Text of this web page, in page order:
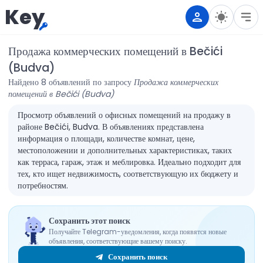
Key
Продажа коммерческих помещений в Bečići
(Budva)
Найдено 8 объявлений по запросу Продажа коммерческих
помещений в Bečići (Budva)
Просмотр объявлений о офисных помещений на продажу в
районе Bečići, Budva. В объявлениях представлена
информация о площади, количестве комнат, цене,
местоположении и дополнительных характеристиках, таких
как терраса, гараж, этаж и меблировка. Идеально подходит для
тех, кто ищет недвижимость, соответствующую их бюджету и
потребностям.
Сохранить этот поиск
Получайте Telegram-уведомления, когда появятся новые
объявления, соответствующие вашему поиску.
Сохранить поиск